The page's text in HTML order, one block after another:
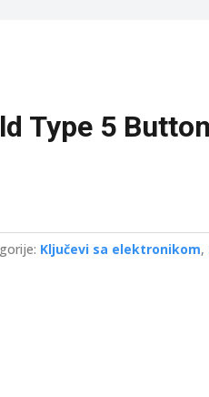
Type 5
Ključevi sa elektronikom,